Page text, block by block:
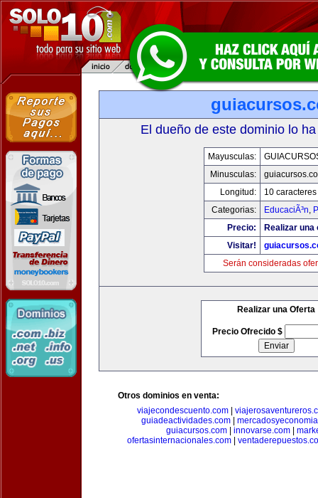
El dueño de este dominio lo
Mayusculas:
Minusculas:
Longitud:
10 caracteres
Categorias:
EducaciÃ³n,
Precio:
Realizar una
Visitar!
Serán consideradas
Realizar una Oferta
Precio Ofrecido $
Otros dominios en venta:
viajecondescuento.com
guiadeactividades.com|
guiacursos.com| innovarse.com|
ofertasinternacionales.com|